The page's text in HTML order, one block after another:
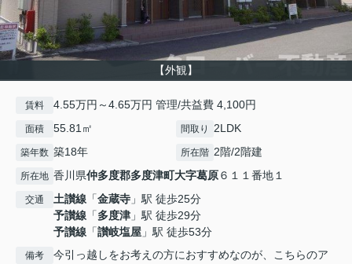
【外観】
賃料 4.55万円～4.65万円 管理/共益費 4,100円
面積 55.81㎡ 間取り 2LDK
築年数 築18年 所在階 2階/2階建
所在地 香川県仲多度郡多度津町大字葛原６１１番地１
交通 土讃線 「金蔵寺 」駅 徒歩25分
予讃線 「多度津 」駅 徒歩29分
予讃線 「讃岐塩屋 」駅 徒歩53分
備考
今引っ越しをお考えの方におすすめなのが、こちらのア